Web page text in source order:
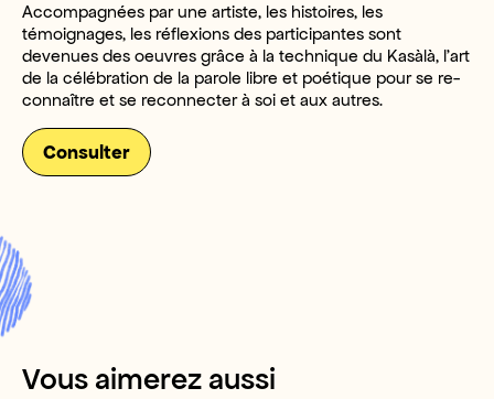
Accompagnées par une artiste, les histoires, les
témoignages, les réflexions des participantes sont
devenues des oeuvres grâce à la technique du Kasàlà, l’art
de la célébration de la parole libre et poétique pour se re-
connaître et se reconnecter à soi et aux autres.
Consulter
Vous aimerez aussi